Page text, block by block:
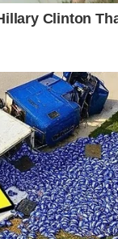
Clinton